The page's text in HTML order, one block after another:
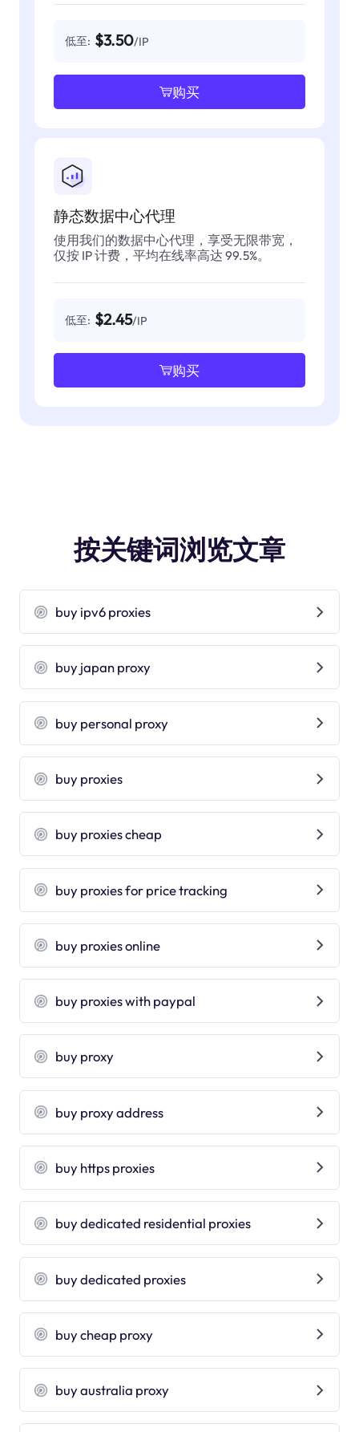
低至: $3.50/IP
购买
静态数据中心代理
使用我们的数据中心代理，享受无限带宽，
仅按 IP 计费，平均在线率高达 99.5%。
低至: $2.45/IP
购买
按关键词浏览文章
buy ipv6 proxies
buy japan proxy
buy personal proxy
buy proxies
buy proxies cheap
buy proxies for price tracking
buy proxies online
buy proxies with paypal
buy proxy
buy proxy address
buy https proxies
buy dedicated residential proxies
buy dedicated proxies
buy cheap proxy
buy australia proxy